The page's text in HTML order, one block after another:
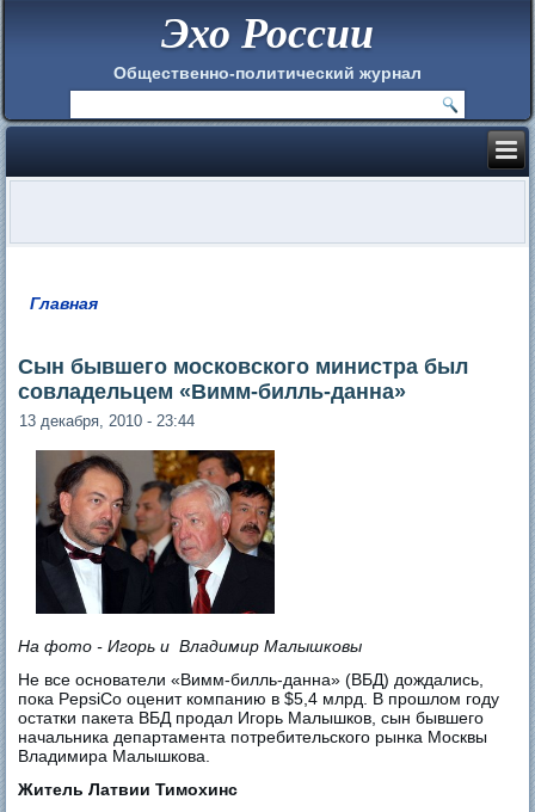
Эхо России
Общественно-политический журнал
Главная
Сын бывшего московского министра был
совладельцем «Вимм-билль-данна»
13 декабря, 2010 - 23:44
На фото - Игорь и Владимир Малышковы
Не все основатели «Вимм-билль-данна» (ВБД) дождались,
пока PepsiCo оценит компанию в $5,4 млрд. В прошлом году
остатки пакета ВБД продал Игорь Малышков, сын бывшего
начальника департамента потребительского рынка Москвы
Владимира Малышкова.
Житель Латвии Тимохинс